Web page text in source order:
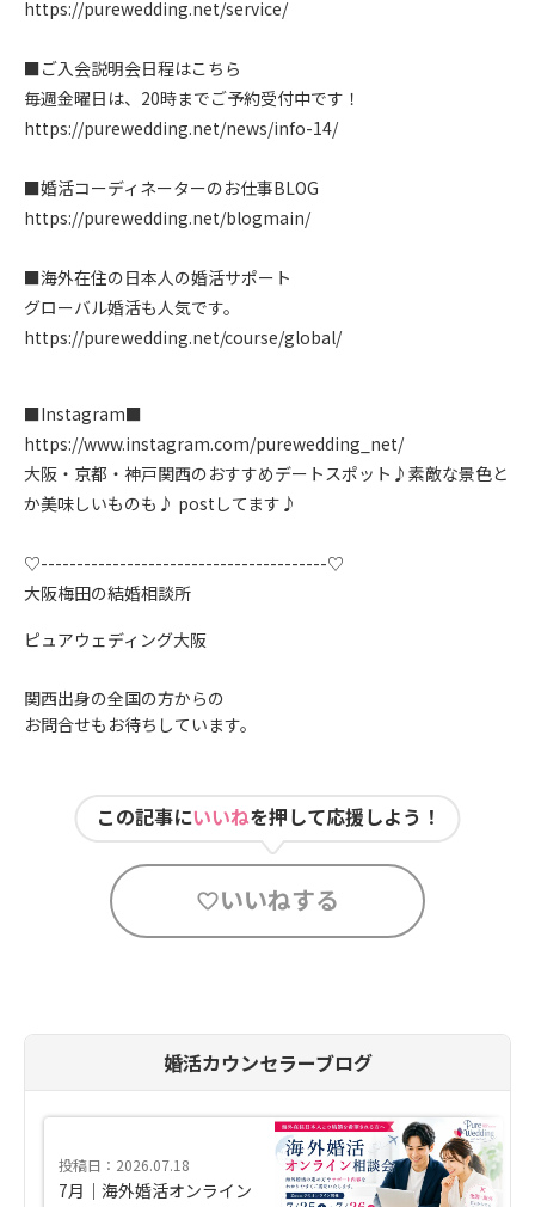
https://purewedding.net/service/
■ご入会説明会日程はこちら
毎週金曜日は、20時までご予約受付中です！
https://purewedding.net/news/info-14/
■婚活コーディネーターのお仕事BLOG
https://purewedding.net/blogmain/
■海外在住の日本人の婚活サポート
グローバル婚活も人気です。
https://purewedding.net/course/global/
■Instagram■
https://www.instagram.com/purewedding_net/
大阪・京都・神戸関西のおすすめデートスポット♪素敵な景色と
か美味しいものも♪ postしてます♪
♡----------------------------------------♡
大阪梅田の結婚相談所
ピュアウェディング大阪
関西出身の全国の方からの
お問合せもお待ちしています。
この記事にいいねを押して応援しよう！
いいねする
婚活カウンセラーブログ
投稿日：2026.07.18
7月｜海外婚活オンライン